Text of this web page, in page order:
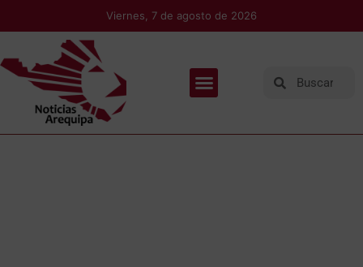
Viernes, 7 de agosto de 2026